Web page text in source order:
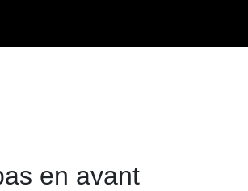
en avant